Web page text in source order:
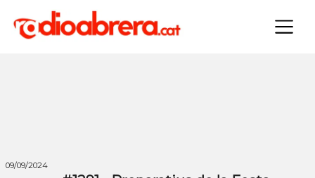
×
09/09/2024